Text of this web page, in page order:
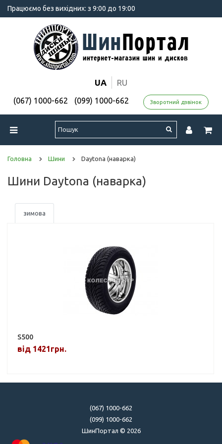
Працюємо без вихідних: з 9:00 до 19:00
UA RU
(067) 1000-662 (099) 1000-662 Зворотний дзвінок
Головна Шини Daytona (наварка)
Шини Daytona (наварка)
зимова
S500
від 1421грн.
(067) 1000-662
(099) 1000-662
ШинПортал © 2026